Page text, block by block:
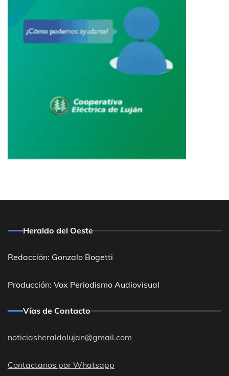
Heraldo del Oeste
Redacción: Gonzalo Bogetti
Producción: Vox Periodismo Audiovisual
Vías de Contacto
noticiasheraldolujan@gmail.com
Contactanos por Whatsapp